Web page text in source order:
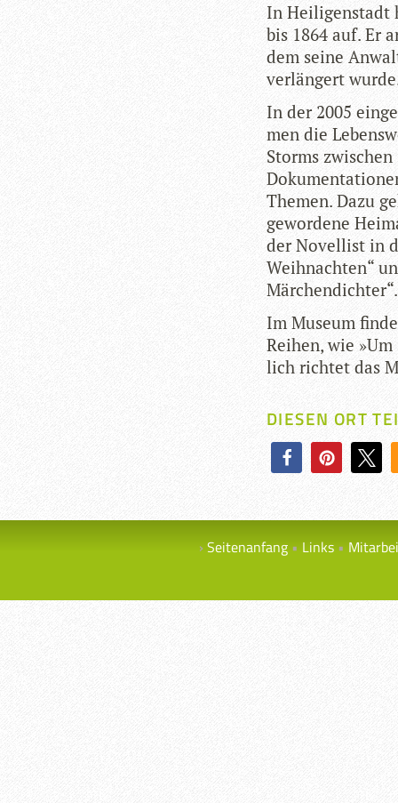
In Hei­li­gen­stadt
bis 1864 auf. Er
dem seine
ver­län­gert
In der 2005
men die
Storms
The­men. Dazu
gewor­dene
der Novel­list in
Weih­nach­ten“
Märchendichter“.
Im Museum
Rei­hen, wie
lich rich­tet das
DIESEN ORT
Seitenanfang Links